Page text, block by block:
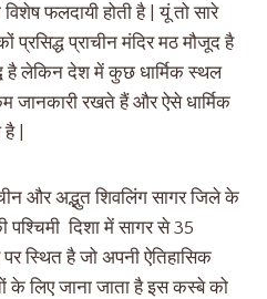
फलदायी होती है | यूं तो सारे
प्रसिद्ध प्राचीन मंदिर मठ मौजूद है
है लेकिन देश में कुछ धार्मिक स्थल
जानकारी रखते हैं और ऐसे धार्मिक
|
और अद्भुत शिवलिंग सागर जिले के
पश्चिमी दिशा में सागर से 35
पर स्थित है जो अपनी ऐतिहासिक
के लिए जाना जाता है इस कस्बे को